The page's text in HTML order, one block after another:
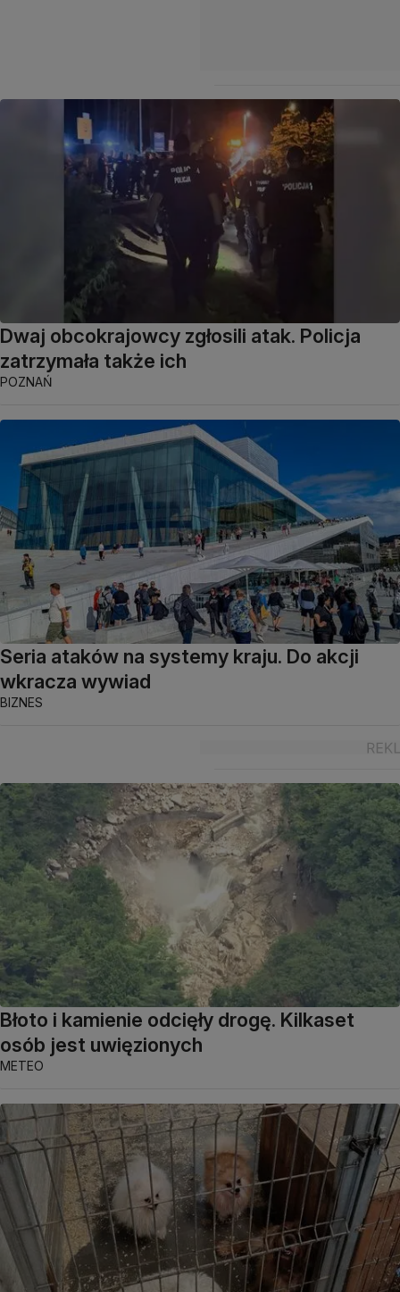
Dwaj obcokrajowcy zgłosili atak. Policja
zatrzymała także ich
POZNAŃ
Seria ataków na systemy kraju. Do akcji
wkracza wywiad
BIZNES
Błoto i kamienie odcięły drogę. Kilkaset
osób jest uwięzionych
METEO